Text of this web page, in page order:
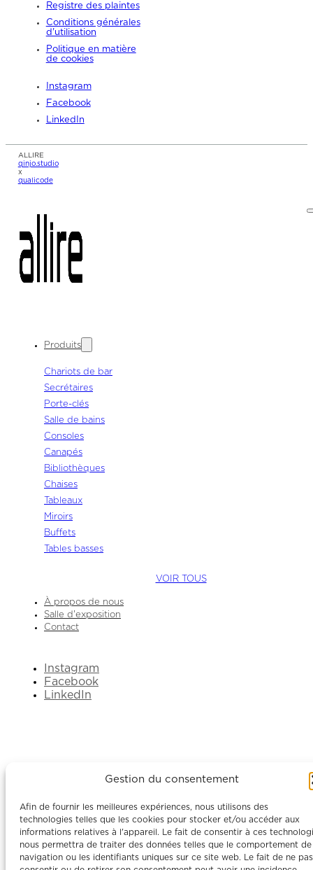
Gestion du consentement
Afin de fournir les meilleures expériences, nous utilisons des
technologies telles que les cookies pour stocker et/ou accéder aux
informations relatives à l'appareil. Le fait de consentir à ces
nous permettra de traiter des données telles que le comportement de
navigation ou les identifiants uniques sur ce site web. Le fait de ne pas
Registre des plaintes
Conditions générales
d'utilisation
Politique en matière
de cookies
Instagram
Facebook
LinkedIn
ALLIRE
qinjo.studio
x
qualicode
Produits
Chariots de bar
Secrétaires
Porte-clés
Salle de bains
Consoles
Canapés
Bibliothèques
Chaises
Tableaux
Miroirs
Buffets
Tables basses
VOIR TOUS
À propos de nous
Salle d'exposition
Contact
Instagram
Facebook
LinkedIn